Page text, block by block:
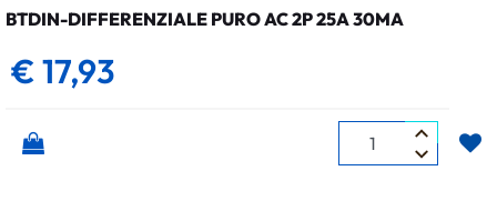
BTDIN-DIFFERENZIALE PURO AC 2P 25A 30MA
€ 17,93
Quantità